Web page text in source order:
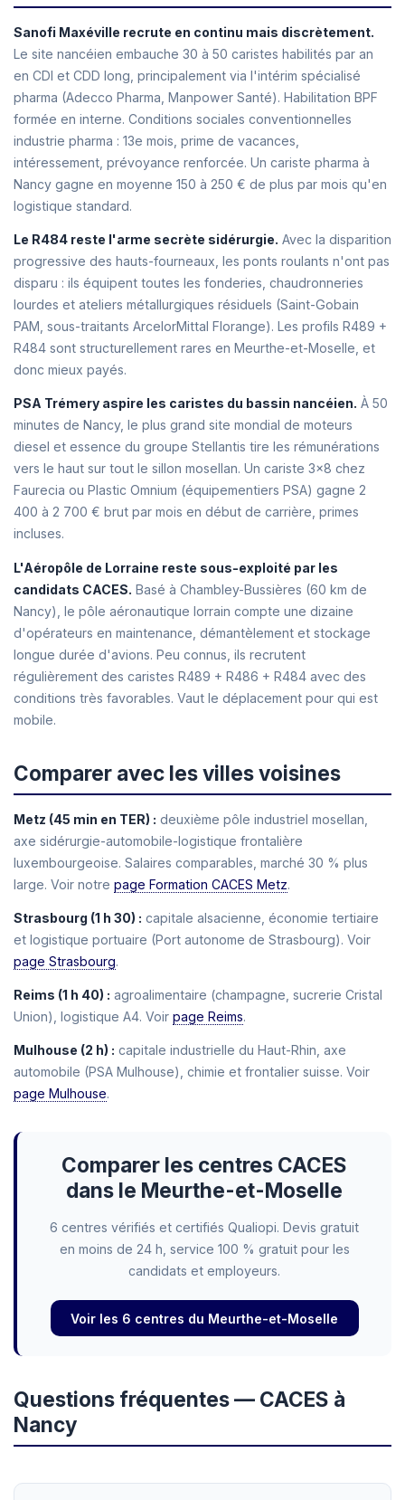
Sanofi Maxéville recrute en continu mais discrètement.
Le site nancéien embauche 30 à 50 caristes habilités par an
en CDI et CDD long, principalement via l'intérim spécialisé
pharma (Adecco Pharma, Manpower Santé). Habilitation BPF
formée en interne. Conditions sociales conventionnelles
industrie pharma : 13e mois, prime de vacances,
intéressement, prévoyance renforcée. Un cariste pharma à
Nancy gagne en moyenne 150 à 250 € de plus par mois qu'en
logistique standard.
Le R484 reste l'arme secrète sidérurgie. Avec la disparition
progressive des hauts-fourneaux, les ponts roulants n'ont pas
disparu : ils équipent toutes les fonderies, chaudronneries
lourdes et ateliers métallurgiques résiduels (Saint-Gobain
PAM, sous-traitants ArcelorMittal Florange). Les profils R489 +
R484 sont structurellement rares en Meurthe-et-Moselle, et
donc mieux payés.
PSA Trémery aspire les caristes du bassin nancéien. À 50
minutes de Nancy, le plus grand site mondial de moteurs
diesel et essence du groupe Stellantis tire les rémunérations
vers le haut sur tout le sillon mosellan. Un cariste 3x8 chez
Faurecia ou Plastic Omnium (équipementiers PSA) gagne 2
400 à 2 700 € brut par mois en début de carrière, primes
incluses.
L'Aéropôle de Lorraine reste sous-exploité par les
candidats CACES. Basé à Chambley-Bussières (60 km de
Nancy), le pôle aéronautique lorrain compte une dizaine
d'opérateurs en maintenance, démantèlement et stockage
longue durée d'avions. Peu connus, ils recrutent
régulièrement des caristes R489 + R486 + R484 avec des
conditions très favorables. Vaut le déplacement pour qui est
mobile.
Comparer avec les villes voisines
Metz (45 min en TER) : deuxième pôle industriel mosellan,
axe sidérurgie-automobile-logistique frontalière
luxembourgeoise. Salaires comparables, marché 30 % plus
large. Voir notre page Formation CACES Metz.
Strasbourg (1 h 30) : capitale alsacienne, économie tertiaire
et logistique portuaire (Port autonome de Strasbourg). Voir
page Strasbourg.
Reims (1 h 40) : agroalimentaire (champagne, sucrerie Cristal
Union), logistique A4. Voir page Reims.
Mulhouse (2 h) : capitale industrielle du Haut-Rhin, axe
automobile (PSA Mulhouse), chimie et frontalier suisse. Voir
page Mulhouse.
Comparer les centres CACES
dans le Meurthe-et-Moselle
6 centres vérifiés et certifiés Qualiopi. Devis gratuit
en moins de 24 h, service 100 % gratuit pour les
candidats et employeurs.
Voir les 6 centres du Meurthe-et-Moselle
Questions fréquentes — CACES à
Nancy